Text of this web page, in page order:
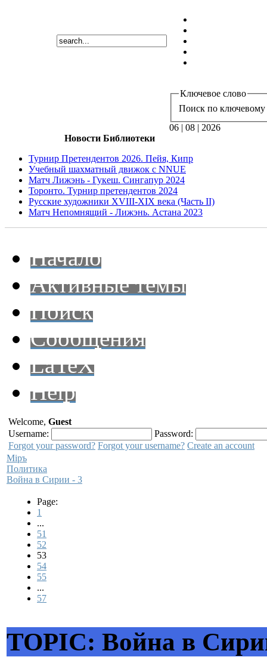
Ключевое слово
Поиск по ключевому
06 | 08 | 2026
Новости Библиотеки
Турнир Претендентов 2026. Пейя, Кипр
Учебный шахматный движок с NNUE
Матч Лижэнь - Гукеш. Сингапур 2024
Торонто. Турнир претендентов 2024
Русские художники XVIII-XIX века (Часть II)
Матч Непомнящий - Лижэнь. Астана 2023
Начало
Активные темы
Поиск
Сообщения
LaTeX
Help
Welcome, Guest
Username:
Password:
Forgot your password? Forgot your username? Create an account
Мiръ
Политика
Война в Сирии - 3
Page:
1
...
51
52
53
54
55
...
57
TOPIC: Война в